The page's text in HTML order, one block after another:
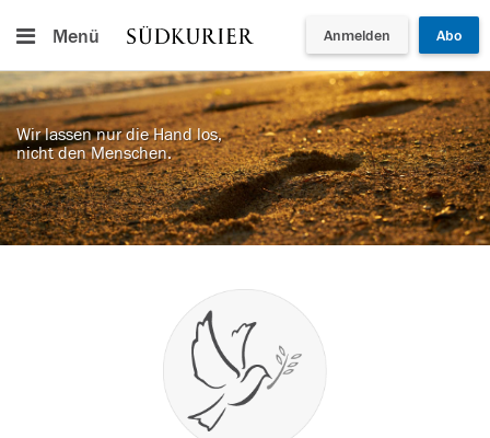
Menü Anmelden Abo
Wir lassen nur die Hand los,
nicht den Menschen.